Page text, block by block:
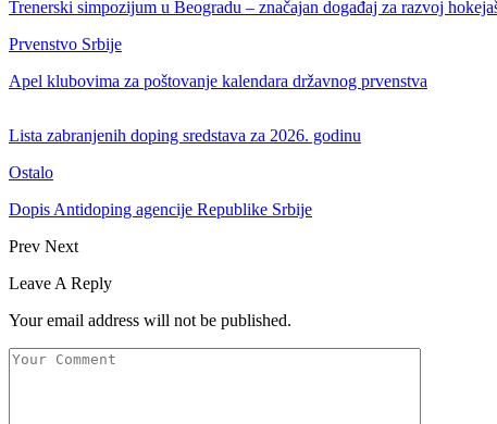
Trenerski simpozijum u Beogradu – značajan događaj za razvoj
Prvenstvo Srbije
Apel klubovima za poštovanje kalendara državnog prvenstva
Lista zabranjenih doping sredstava za 2026. godinu
Ostalo
Dopis Antidoping agencije Republike Srbije
Prev Next
Leave A Reply
Your email address will not be published.